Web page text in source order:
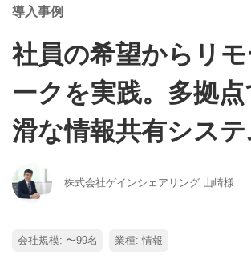
導入事例
社員の希望からリ
ークを実践。多拠点
滑な情報共有シス
株式会社ゲインシェアリング 山崎様
会社規模: 〜99名 業種: 情報